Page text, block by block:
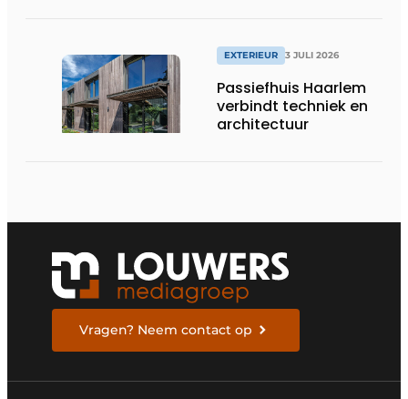
EXTERIEUR 3 JULI 2026
Passiefhuis Haarlem
verbindt techniek en
architectuur
Vragen? Neem contact op